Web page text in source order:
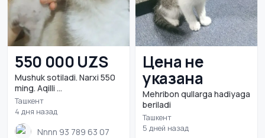
550 000 UZS
Mushuk sotiladi. Narxi 550
ming. Aqilli ...
Ташкент
4 дня назад
Nnnn 93 789 63 07
Цена не
указана
Mehribon qullarga hadiyaga
beriladi
Ташкент
5 дней назад